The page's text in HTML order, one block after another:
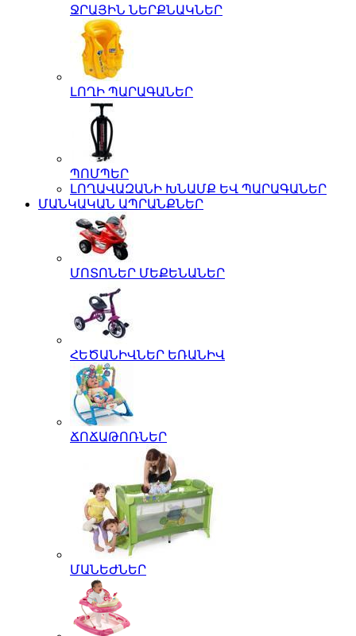
ՋՐԱՅԻՆ ՆԵՐՔՆԱԿՆԵՐ
ԼՈՂԻ ՊԱՐԱԳԱՆԵՐ
ՊՈՄՊԵՐ
ԼՈՂԱՎԱԶԱՆԻ ԽՆԱՄՔ ԵՎ ՊԱՐԱԳԱՆԵՐ
ՄԱՆԿԱԿԱՆ ԱՊՐԱՆՔՆԵՐ
ՄՈՏՈՆԵՐ ՄԵՔԵՆԱՆԵՐ
ՀԵԾԱՆԻՎՆԵՐ ԵՌԱՆԻՎ
ՃՈՃԱԹՈՌՆԵՐ
ՄԱՆԵԺՆԵՐ